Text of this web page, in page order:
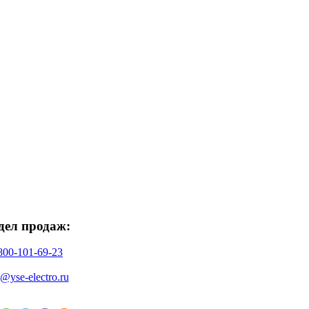
продаж:
101-69-23
electro.ru